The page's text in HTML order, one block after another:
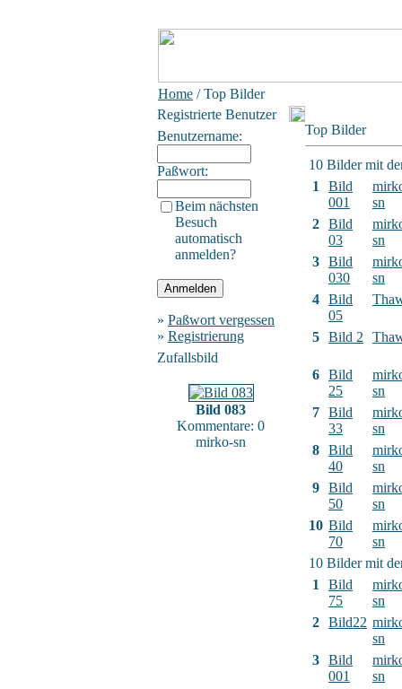
Home / Top Bilder
Registrierte Benutzer
Benutzername:
Paßwort:
Beim nächsten
Besuch
automatisch
anmelden?
» Paßwort vergessen
» Registrierung
Zufallsbild
Bild 083
Kommentare: 0
mirko-sn
Top Bilder
10 Bilder mit
1
Bild
001
sn
2 Bild
03
sn
3 Bild
030
sn
4 Bild
05
5 Bild 2
6 Bild
25
sn
7 Bild
33
sn
8 Bild
40
sn
9 Bild
50
sn
10 Bild
70
sn
10 Bilder mit
1
Bild
75
sn
2 Bild22
sn
3 Bild
001
sn